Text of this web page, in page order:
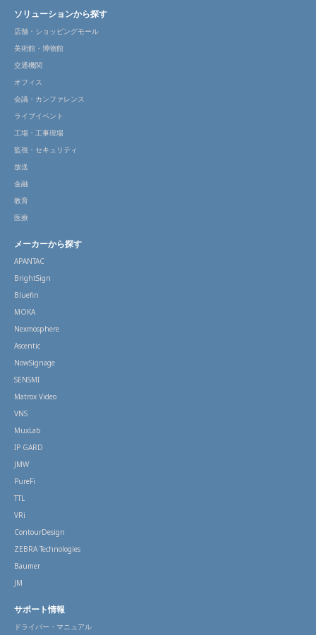
ソリューションから探す
店舗・ショッピングモール
美術館・博物館
交通機関
オフィス
会議・カンファレンス
ライブイベント
工場・工事現場
監視・セキュリティ
放送
金融
教育
医療
メーカーから探す
APANTAC
BrightSign
Bluefin
MOKA
Nexmosphere
Ascentic
NowSignage
SENSMI
Matrox Video
VNS
MuxLab
IP GARD
JMW
PureFi
TTL
VRi
ContourDesign
ZEBRA Technologies
Baumer
JM
サポート情報
ドライバー・マニュアル